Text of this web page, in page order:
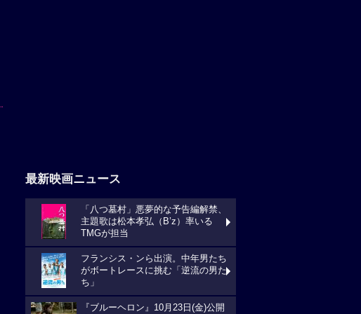
最新映画ニュース
「八つ墓村」悪夢的な予告編解禁、
主題歌は松本孝弘（B’z）率いる
TMGが担当
フランシス・ンら出演。中年男たち
がボートレースに挑む「逆流の男た
ち」
『ブルーヘロン』10月23日(金)公開